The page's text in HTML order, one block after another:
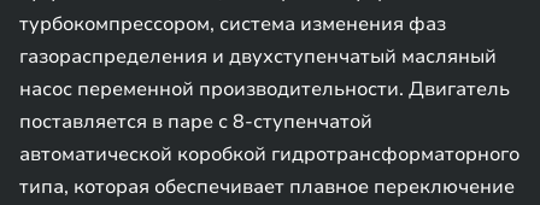
турбокомпрессором, система изменения фаз
газораспределения и двухступенчатый масляный
насос переменной производительности. Двигатель
поставляется в паре с 8-ступенчатой
автоматической коробкой гидротрансформаторного
типа, которая обеспечивает плавное переключение